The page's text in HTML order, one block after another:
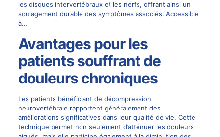
les disques intervertébraux et les nerfs, offrant ainsi un
soulagement durable des symptômes associés. Accessible
à…
Avantages pour les
patients souffrant de
douleurs chroniques
Les patients bénéficiant de décompression
neurovertébrale rapportent généralement des
améliorations significatives dans leur qualité de vie. Cette
technique permet non seulement d’atténuer les douleurs